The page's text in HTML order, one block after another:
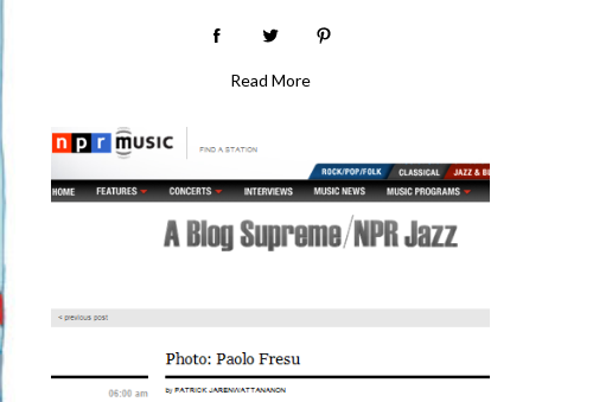
Read More